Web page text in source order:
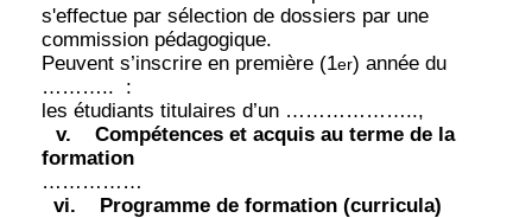
s'effectue par sélection de dossiers par une
commission pédagogique.
Peuvent s’inscrire en première (1er) année du
………..
:
les étudiants titulaires d’un ………………..,
v.
Compétences et acquis au terme de la
formation
……………
vi.
Programme de formation (curricula)